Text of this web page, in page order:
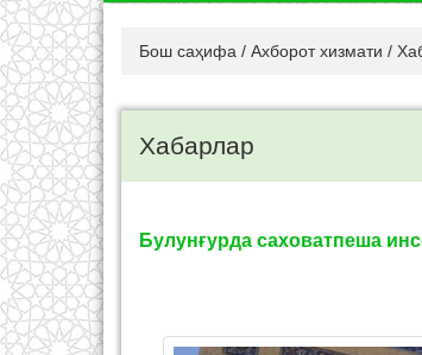
Бош саҳифа / Ахборот хизмати /
Хабарлар
Булунғурда саховатпеша